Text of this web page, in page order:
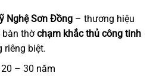
Nghệ Sơn Đồng– thương hiệu
bàn thờchạm khắc thủ công tinh
riêng biệt.
– 30 năm